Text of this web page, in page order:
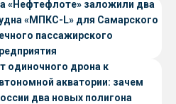
с малой осадкой
«Нефтефлоте» заложили два
«МПКС-L» для Самарского
пассажирского
одиночного дрона к
акватории: зачем
два новых полигона